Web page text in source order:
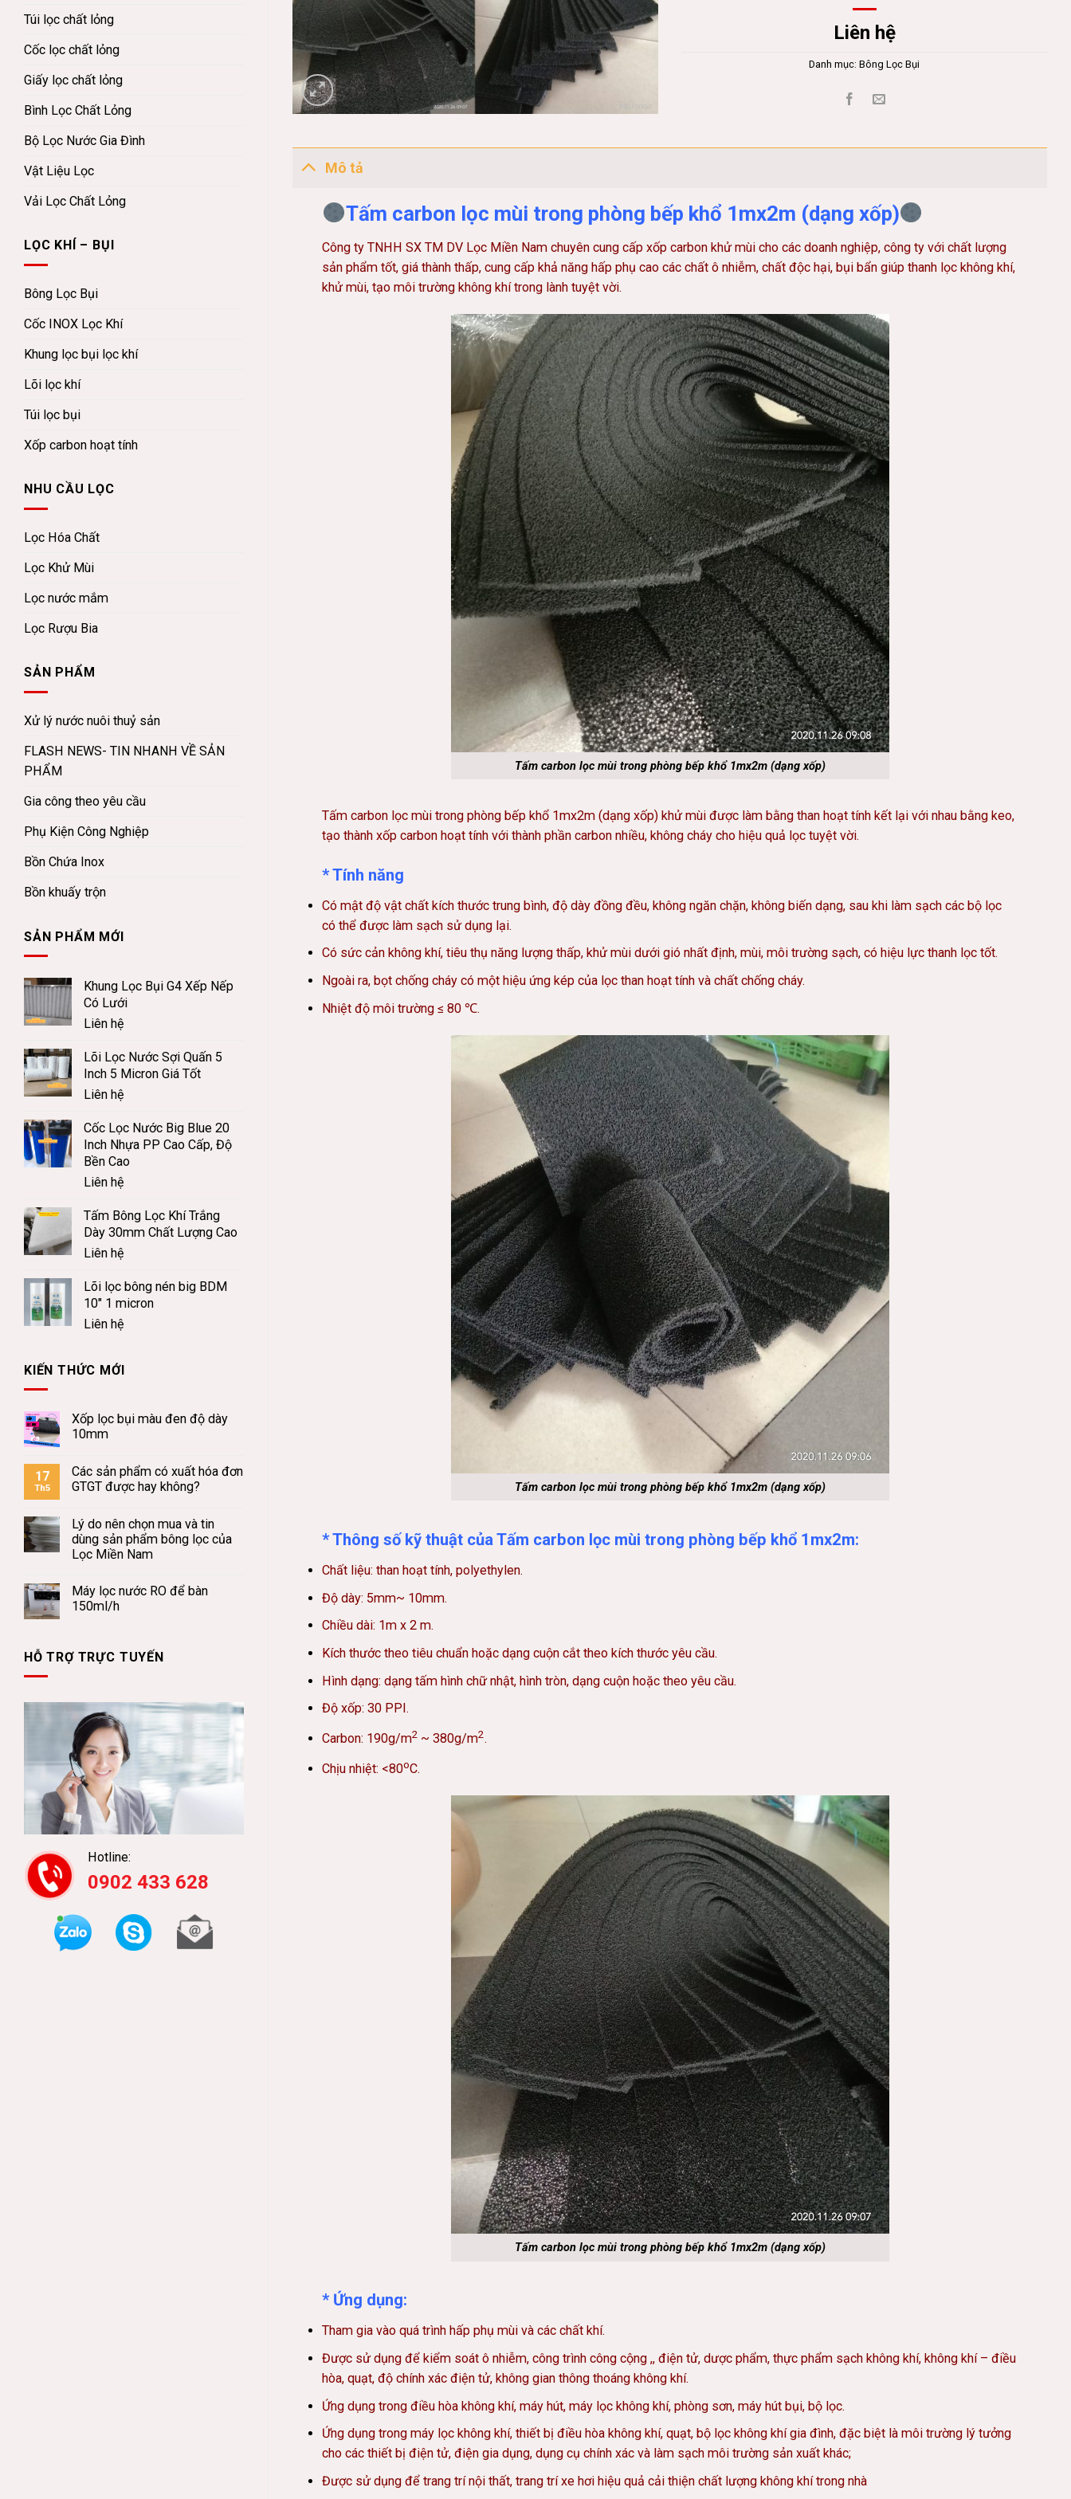
Túi lọc chất lỏng
Cốc lọc chất lỏng
Giấy lọc chất lỏng
Bình Lọc Chất Lỏng
Bộ Lọc Nước Gia Đình
Vật Liệu Lọc
Vải Lọc Chất Lỏng
LỌC KHÍ – BỤI
Bông Lọc Bụi
Cốc INOX Lọc Khí
Khung lọc bụi lọc khí
Lõi lọc khí
Túi lọc bụi
Xốp carbon hoạt tính
NHU CẦU LỌC
Lọc Hóa Chất
Lọc Khử Mùi
Lọc nước mắm
Lọc Rượu Bia
SẢN PHẨM
Xử lý nước nuôi thuỷ sản
FLASH NEWS- TIN NHANH VỀ SẢN
PHẨM
Gia công theo yêu cầu
Phụ Kiện Công Nghiệp
Bồn Chứa Inox
Bồn khuấy trộn
SẢN PHẨM MỚI
Khung Lọc Bụi G4 Xếp Nếp
Có Lưới
Liên hệ
Lõi Lọc Nước Sợi Quấn 5
Inch 5 Micron Giá Tốt
Liên hệ
Cốc Lọc Nước Big Blue 20
Inch Nhựa PP Cao Cấp, Độ
Bền Cao
Liên hệ
Tấm Bông Lọc Khí Trắng
Dày 30mm Chất Lượng Cao
Liên hệ
Lõi lọc bông nén big BDM
10" 1 micron
Liên hệ
KIẾN THỨC MỚI
Xốp lọc bụi màu đen độ dày
10mm
17
Th5
Các sản phẩm có xuất hóa đơn
GTGT được hay không?
Lý do nên chọn mua và tin
dùng sản phẩm bông lọc của
Lọc Miền Nam
Máy lọc nước RO để bàn
150ml/h
HỖ TRỢ TRỰC TUYẾN
Hotline:
0902 433 628
Liên hệ
Danh mục:Bông Lọc Bụi
Mô tả
Tấm carbon lọc mùi trong phòng bếp khổ 1mx2m (dạng xốp)
Công ty TNHH SX TM DV Lọc Miền Nam chuyên cung cấp xốp carbon khử mùi cho các doanh nghiệp, công ty với chất lượng
sản phẩm tốt, giá thành thấp, cung cấp khả năng hấp phụ cao các chất ô nhiễm, chất độc hại, bụi bẩn giúp thanh lọc không khí,
khử mùi, tạo môi trường không khí trong lành tuyệt vời.
Tấm carbon lọc mùi trong phòng bếp khổ 1mx2m (dạng xốp)
Tấm carbon lọc mùi trong phòng bếp khổ 1mx2m (dạng xốp) khử mùi được làm bằng than hoạt tính kết lạivới nhau bằng keo,
tạo thành xốp carbon hoạt tính với thành phần carbon nhiều, không cháy cho hiệu quả lọc tuyệt vời.
* Tính năng
Có mật độ vật chất kích thước trung bình, độ dày đồng đều, không ngăn chặn, không biến dạng, sau khi làm sạch các bộ lọc
có thể được làm sạch sử dụng lại.
Có sức cản không khí, tiêu thụ năng lượng thấp, khử mùi dưới gió nhất định, mùi, môi trường sạch, có hiệu lực thanh lọc tốt.
Ngoài ra, bọt chống cháy có một hiệu ứng kép của lọc than hoạt tính và chất chống cháy.
Nhiệt độ môi trường ≤ 80 ℃.
Tấm carbon lọc mùi trong phòng bếp khổ 1mx2m (dạng xốp)
* Thông số kỹ thuật của Tấm carbon lọc mùi trong phòng bếp khổ 1mx2m:
Chất liệu: than hoạt tính, polyethylen.
Độ dày: 5mm~ 10mm.
Chiều dài: 1m x 2 m.
Kích thước theo tiêu chuẩn hoặc dạng cuộn cắt theo kích thước yêu cầu.
Hình dạng: dạng tấm hình chữ nhật, hình tròn, dạng cuộn hoặc theo yêu cầu.
Độ xốp: 30 PPI.
Carbon: 190g/m2 ~ 380g/m2.
Chịu nhiệt: <80oC.
Tấm carbon lọc mùi trong phòng bếp khổ 1mx2m (dạng xốp)
* Ứng dụng:
Tham gia vào quá trình hấp phụ mùi và các chất khí.
Được sử dụng để kiểm soát ô nhiễm, công trình công cộng ,, điện tử, dược phẩm, thực phẩm sạch không khí, không khí – điều
hòa, quạt, độ chính xác điện tử, không gian thông thoáng không khí.
Ứng dụng trong điều hòa không khí, máy hút, máy lọc không khí, phòng sơn, máy hút bụi, bộ lọc.
Ứng dụng trong máy lọc không khí, thiết bị điều hòa không khí, quạt, bộ lọc không khí gia đình, đặc biệt là môi trường lý tưởng
cho các thiết bị điện tử, điện gia dụng, dụng cụ chính xác và làm sạch môi trường sản xuất khác;
Được sử dụng để trang trí nội thất, trang trí xe hơi hiệu quả cải thiện chất lượng không khí trong nhà